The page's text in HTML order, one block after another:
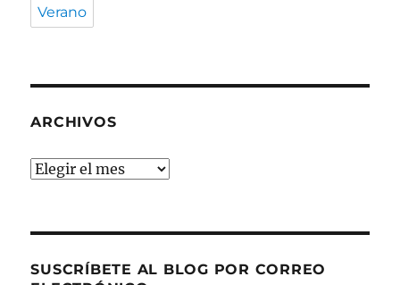
Verano
ARCHIVOS
Archivos
SUSCRÍBETE AL BLOG POR CORREO